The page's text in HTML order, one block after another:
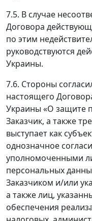
7.5. В случае
Договора
по этим
руководствуются
Украины.
7.6. Стороны
настоящего
Украины «О защите
Заказчик, а также
выступает как
однозначное
уполномоченными
персональных
Заказчиком и/или
а также лиц,
обеспечения